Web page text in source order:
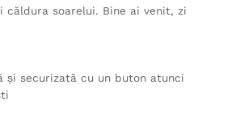
căldura soarelui. Bine ai venit, zi
și securizată cu un buton atunci